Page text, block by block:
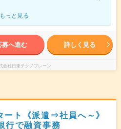
もっと見る
募へ進む 詳しく見る
会社日東テクノブレーン
ト《派遣⇒社員へ～》
行で融資事務